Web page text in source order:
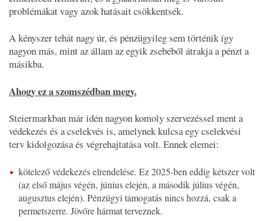
problémákat vagy azok hatásait csökkentsék.
A kényszer tehát nagy úr, és pénzügyileg sem történik így
nagyon más, mint az állam az egyik zsebéből átrakja a pénzt a
másikba.
Ahogy ez a szomszédban megy.
Steiermarkban már idén nagyon komoly szervezéssel ment a
védekezés és a cselekvés is, amelynek kulcsa egy cselekvési
terv kidolgozása és végrehajtatása volt. Ennek elemei:
kötelező védekezés elrendelése. Ez 2025-ben eddig kétszer volt
(az első május végén, június elején, a második július végén,
augusztus elején). Pénzügyi támogatás nincs hozzá, csak a
permetszerre. Jövőre hármat terveznek.